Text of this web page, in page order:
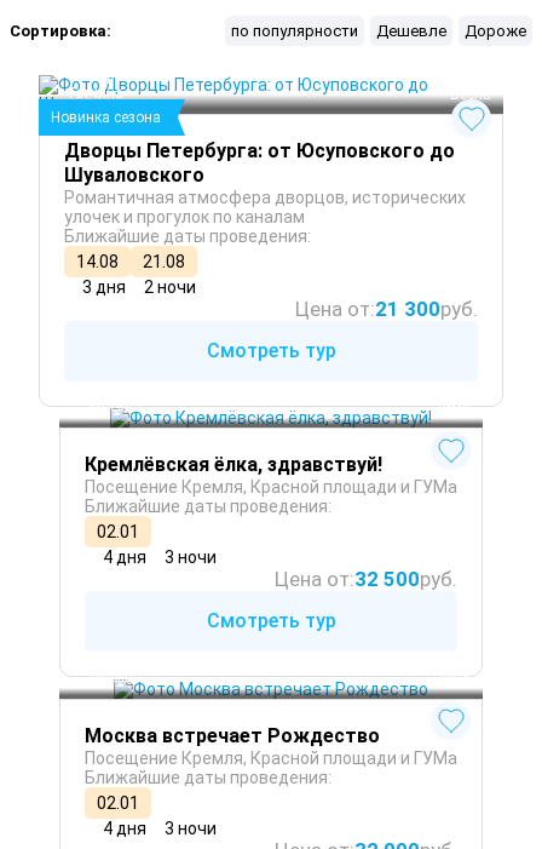
Сортировка: по популярности Дешевле Дороже
Выборг
Гатчина
Новинка сезона
Весна
Дворцы Петербурга: от Юсуповского до
Шуваловского
Романтичная атмосфера дворцов, исторических
улочек и прогулок по каналам
Ближайшие даты проведения:
14.08
21.08
3 дня
2 ночи
Цена от:21 300руб.
Смотреть тур
Москва Зима
Кремлёвская ёлка, здравствуй!
Посещение Кремля, Красной площади и ГУМа
Ближайшие даты проведения:
02.01
4 дня
3 ночи
Цена от:32 500руб.
Смотреть тур
Москва Зима
Москва встречает Рождество
Посещение Кремля, Красной площади и ГУМа
Ближайшие даты проведения:
02.01
4 дня
3 ночи